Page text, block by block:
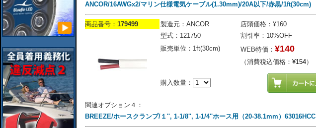
ANCOR/16AWGx2/マリン仕様電気ケーブル(1.30mm)/20A以下/赤黒/1ft(30cm)
商品番号： 179499 製造元：ANCOR
店頭価格：¥160
型式：121750
割引率：10%OFF
販売単位：1ft(30cm)
WEB特価： ¥140
（消費税込価格： ¥154）
購入数量：
関連オプション４：
BREEZE/ホースクランプ/１'', 1-1/8'', 1-1/4''ホース用（20-38.1mm）63016HCC